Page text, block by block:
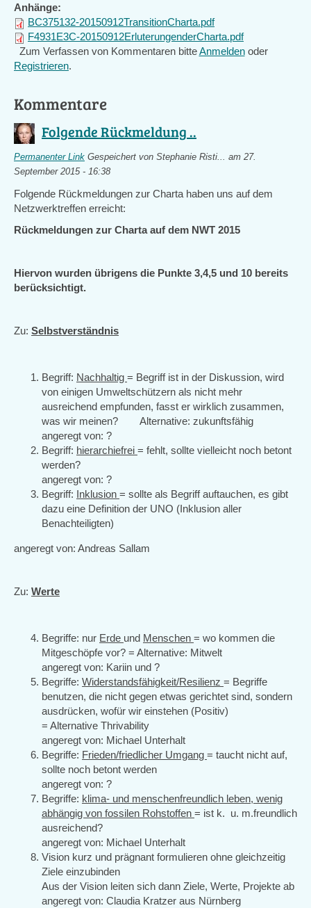
Anhänge:
BC375132-20150912TransitionCharta.pdf
F4931E3C-20150912ErluterungenderCharta.pdf
Zum Verfassen von Kommentaren bitteAnmeldenoder
Registrieren.
Kommentare
Folgende Rückmeldung ..
Permanenter Link Gespeichert von Stephanie Risti... am 27.
September 2015 - 16:38
Folgende Rückmeldungen zur Charta haben uns auf dem
Netzwerktreffen erreicht:
Rückmeldungen zur Charta auf dem NWT 2015
Hiervon wurden übrigens die Punkte 3,4,5 und 10 bereits
berücksichtigt.
Zu: Selbstverständnis
Begriff: Nachhaltig = Begriff ist in der Diskussion, wird
von einigen Umweltschützern als nicht mehr
ausreichend empfunden, fasst er wirklich zusammen,
was wir meinen? Alternative: zukunftsfähig
angeregt von: ?
Begriff: hierarchiefrei = fehlt, sollte vielleicht noch betont
werden?
angeregt von: ?
Begriff: Inklusion = sollte als Begriff auftauchen, es gibt
dazu eine Definition der UNO (Inklusion aller
Benachteiligten)
angeregt von: Andreas Sallam
Zu: Werte
Begriffe: nur Erde und Menschen = wo kommen die
Mitgeschöpfe vor? = Alternative: Mitwelt
angeregt von: Kariin und ?
Begriffe: Widerstandsfähigkeit/Resilienz = Begriffe
benutzen, die nicht gegen etwas gerichtet sind, sondern
ausdrücken, wofür wir einstehen (Positiv)
= Alternative Thrivability
angeregt von: Michael Unterhalt
Begriffe: Frieden/friedlicher Umgang = taucht nicht auf,
sollte noch betont werden
angeregt von: ?
Begriffe: klima- und menschenfreundlich leben, wenig
abhängig von fossilen Rohstoffen = ist k. u. m.freundlich
ausreichend?
angeregt von: Michael Unterhalt
Vision kurz und prägnant formulieren ohne gleichzeitig
Ziele einzubinden
Aus der Vision leiten sich dann Ziele, Werte, Projekte ab
angeregt von: Claudia Kratzer aus Nürnberg